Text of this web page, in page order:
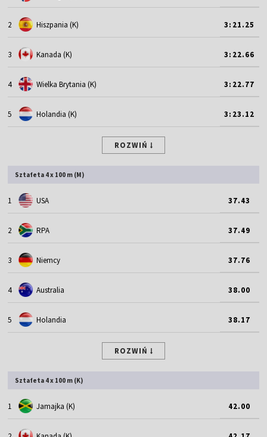
2 Hiszpania (K) 3:21.25
3 Kanada (K) 3:22.66
4 Wielka Brytania (K) 3:22.77
5 Holandia (K) 3:23.12
ROZWIŃ
Sztafeta 4 x 100 m (M)
1 USA 37.43
2 RPA 37.49
3 Niemcy 37.76
4 Australia 38.00
5 Holandia 38.17
ROZWIŃ
Sztafeta 4 x 100 m (K)
1 Jamajka (K) 42.00